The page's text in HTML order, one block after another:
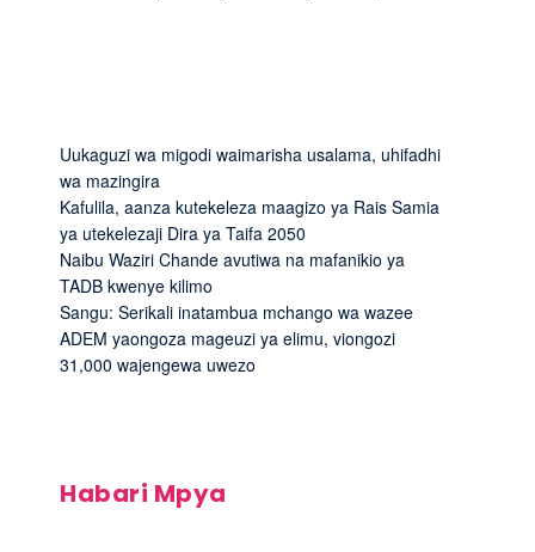
Uukaguzi wa migodi waimarisha usalama, uhifadhi
wa mazingira
Kafulila, aanza kutekeleza maagizo ya Rais Samia
ya utekelezaji Dira ya Taifa 2050
Naibu Waziri Chande avutiwa na mafanikio ya
TADB kwenye kilimo
Sangu: Serikali inatambua mchango wa wazee
ADEM yaongoza mageuzi ya elimu, viongozi
31,000 wajengewa uwezo
Habari Mpya